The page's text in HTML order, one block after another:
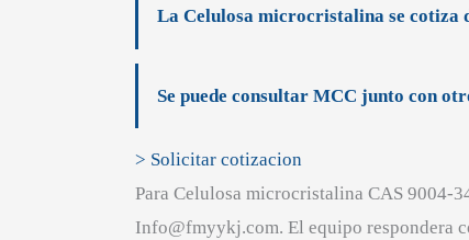
La Celulosa microcristalina se cotiza
Se puede consultar MCC junto con
> Solicitar cotizacion
Para Celulosa microcristalina CAS 9004-
Info@fmyykj.com. El equipo respondera